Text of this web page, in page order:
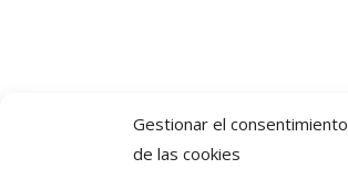
Gestionar el consentimiento
de las cookies